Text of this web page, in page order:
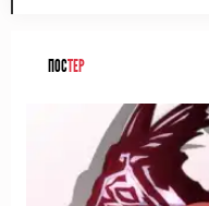
ПОСТЕР